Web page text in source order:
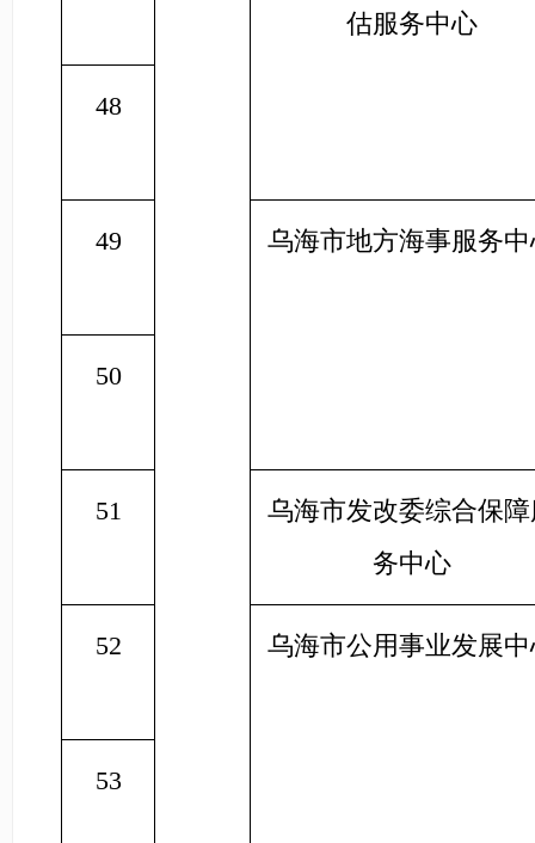
估服务中心
48
49 乌海市地方海事服务
50
51
乌海市发改委综合保
务中心
52 乌海市公用事业发展
53